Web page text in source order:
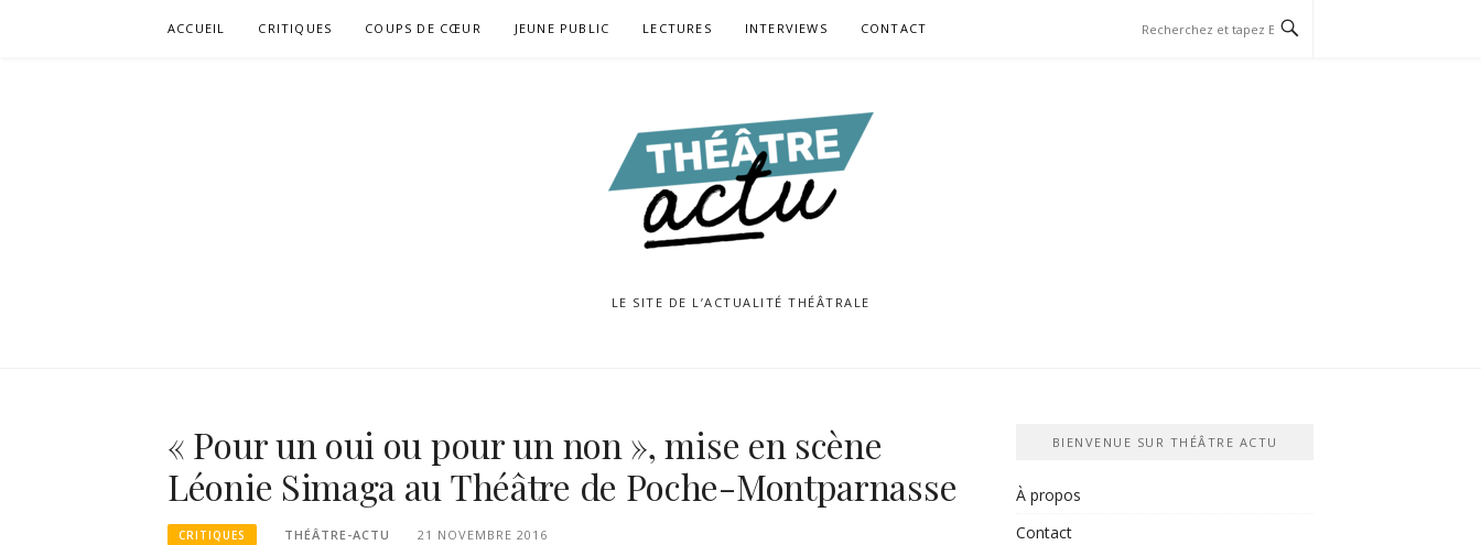
ACCUEIL CRITIQUES COUPS DE CŒUR JEUNE PUBLIC LECTURES INTERVIEWS CONTACT
LE SITE DE L’ACTUALITÉ THÉÂTRALE
« Pour un oui ou pour un non », mise en scène
Léonie Simaga au Théâtre de Poche-Montparnasse
CRITIQUES THÉÂTRE-ACTU 21 NOVEMBRE 2016
BIENVENUE SUR THÉÂTRE ACTU
À propos
Contact